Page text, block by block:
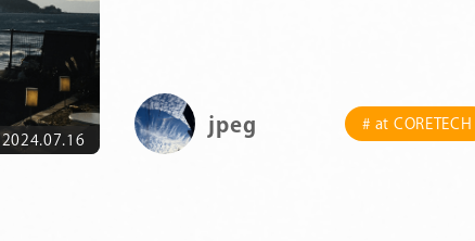
COMPANY
2024.07.16
jpeg # at CORETECH